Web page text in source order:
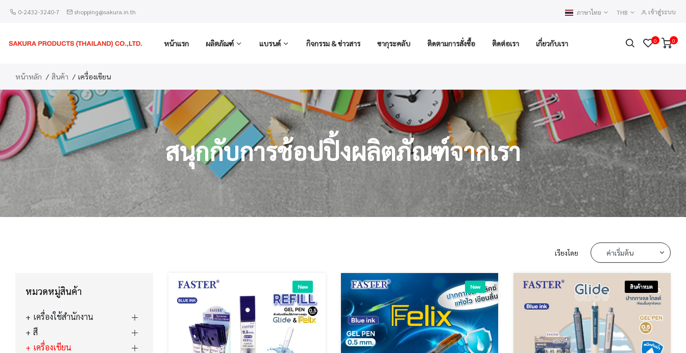
0-2432-3240-7 shopping@sakura.in.th ภาษาไทย THB เข้าสู่ระบบ
หน้าแรก ผลิตภัณฑ์ แบรนด์ กิจกรรม & ข่าวสาร ซากุระคลับ ติดตามการสั่งซื้อ ติดต่อเรา เกี่ยวกับเรา 0 0
หน้าหลัก สินค้า เครื่องเขียน
สนุกกับการช้อปปิ้งผลิตภัณฑ์จากเรา
เรียงโดย
หมวดหมู่สินค้า
เครื่องใช้สำนักงาน
สี
เครื่องเขียน
New New สินค้าหมด